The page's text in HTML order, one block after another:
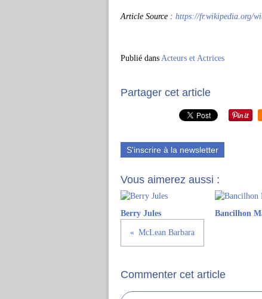
Article Source : https://fr.wikipedia.org/
Publié dans Acteurs et Actrices
Partager cet article
S'inscrire à la newsletter
Vous aimerez aussi :
Berry Jules Bancilhon
McLean Barbara
Commenter cet article